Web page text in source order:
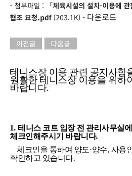
- 첨부파일 :
「체육시설의 설치·이용에
협조 요청.pdf(203.1K) - 다운로드
이전글 다음글
테니스장 이용 관련 공지사항
원활한 테니스장 이용을 위하
바랍니다.
1. 테니스 코트 입장 전 관리사무실
체크인해주시기 바랍니다.
체크인을 통하여 양도·양수, 사용
확인하고 있습니다.